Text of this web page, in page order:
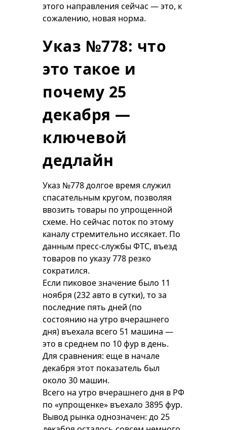
этого направления сейчас — это, к
сожалению, новая норма.
Указ №778: что
это такое и
почему 25
декабря —
ключевой
дедлайн
Указ №778 долгое время служил
спасательным кругом, позволяя
ввозить товары по упрощенной
схеме. Но сейчас поток по этому
каналу стремительно иссякает. По
данным пресс-службы ФТС, въезд
товаров по указу 778 резко
сократился.
Если пиковое значение было 11
ноября (232 авто в сутки), то за
последние пять дней (по
состоянию на утро вчерашнего
дня) въехала всего 51 машина —
это в среднем по 10 фур в день.
Для сравнения: еще в начале
декабря этот показатель был
около 30 машин.
Всего на утро вчерашнего дня в РФ
по «упрощенке» въехало 3895 фур.
Вывод рынка однозначен: до 25